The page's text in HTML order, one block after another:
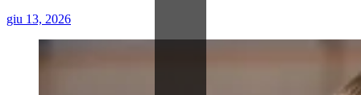
giu 13, 2026